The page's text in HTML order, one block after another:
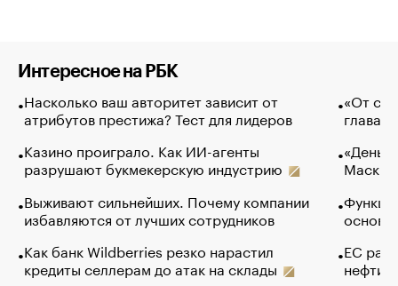
Интересное на РБК
Насколько ваш авторитет зависит от
атрибутов престижа? Тест для лидеров
Казино проиграло. Как ИИ-агенты
разрушают букмекерскую индустрию
Выживают сильнейших. Почему компании
избавляются от лучших сотрудников
Как банк Wildberries резко нарастил
кредиты селлерам до атак на склады
«От
глава
Маск в
основ
ЕС
нефти